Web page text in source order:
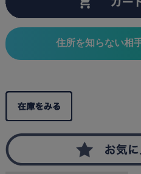
住所を知らない相